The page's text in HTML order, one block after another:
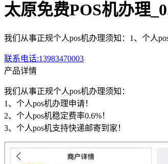
太原免费POS机办理
我们从事正规个人pos机办理须知：1、个人
联系电话:13983470003
产品详情
我们 从事正规个人pos机办理须知：
1、 个人pos机办理申请！
2、个人pos机稳定费率0.6%！
3、个人pos机支持快递邮寄到家！